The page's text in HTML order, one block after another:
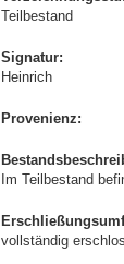
Teilbestand
Signatur:
Heinrich
Provenienz:
Im Teilbestand
vollständig